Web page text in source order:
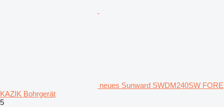
neues Sunward SWDM240SW FORE
KAZIK Bohrgerät
5